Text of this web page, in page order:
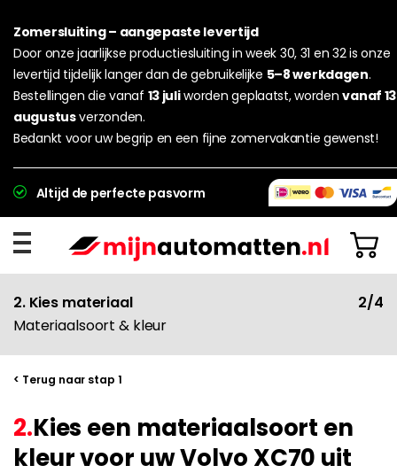
Zomersluiting – aangepaste levertijd
Door onze jaarlijkse productiesluiting in week 30, 31 en 32 is onze
levertijd tijdelijk langer dan de gebruikelijke 5–8 werkdagen.
Bestellingen die vanaf 13 juliworden geplaatst, wordenvanaf 13
augustusverzonden.
Bedankt voor uw begrip en een fijne zomervakantie gewenst!
Altijd de perfecte pasvorm
2. Kies materiaal
Materiaalsoort & kleur
2/4
< Terug naar stap 1
2.Kies een materiaalsoort en
kleur voor uw Volvo XC70 uit